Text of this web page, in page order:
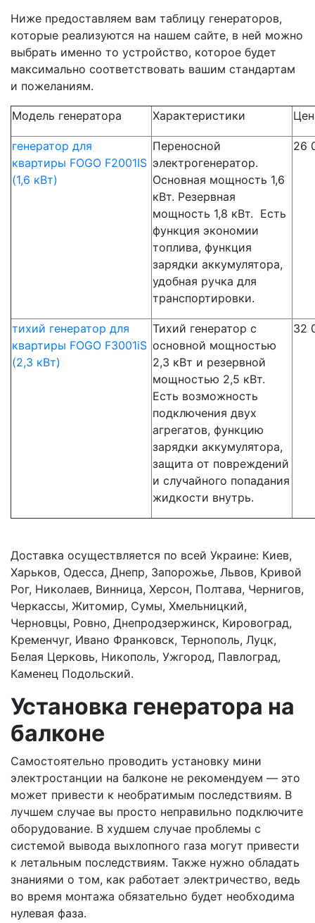
Ниже предоставляем вам таблицу генераторов,
которые реализуются на нашем сайте, в ней можно
выбрать именно то устройство, которое будет
максимально соответствовать вашим стандартам
и пожеланиям.
Модель генератора Характеристики
генератор для
квартиры FOGO F2001IS
(1,6 кВт)
Переносной
электрогенератор.
Основная мощность 1,6
кВт. Резервная
мощность 1,8 кВт. Есть
функция экономии
топлива, функция
зарядки аккумулятора,
удобная ручка для
транспортировки.
26
тихий генератор для
квартиры FOGO F3001iS
(2,3 кВт)
Тихий генератор с
основной мощностью
2,3 кВт и резервной
мощностью 2,5 кВт.
Есть возможность
подключения двух
агрегатов, функцию
зарядки аккумулятора,
защита от повреждений
и случайного попадания
жидкости внутрь.
32
Доставка осуществляется по всей Украине: Киев,
Харьков, Одесса, Днепр, Запорожье, Львов, Кривой
Рог, Николаев, Винница, Херсон, Полтава, Чернигов,
Черкассы, Житомир, Сумы, Хмельницкий,
Черновцы, Ровно, Днепродзержинск, Кировоград,
Кременчуг, Ивано Франковск, Тернополь, Луцк,
Белая Церковь, Никополь, Ужгород, Павлоград,
Каменец Подольский.
Установка генератора на
балконе
Самостоятельно проводить установку мини
электростанции на балконе не рекомендуем — это
может привести к необратимым последствиям. В
лучшем случае вы просто неправильно подключите
оборудование. В худшем случае проблемы с
системой вывода выхлопного газа могут привести
к летальным последствиям. Также нужно обладать
знаниями о том, как работает электричество, ведь
во время монтажа обязательно будет необходима
нулевая фаза.